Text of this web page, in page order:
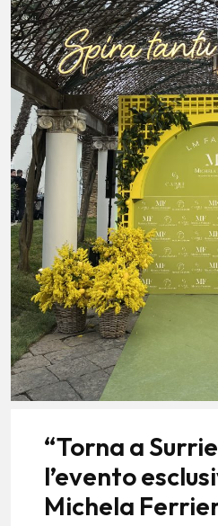
“Torna a
l’evento
Michela